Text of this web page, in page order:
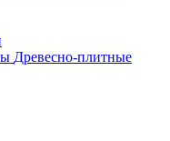
Древесно-плитные